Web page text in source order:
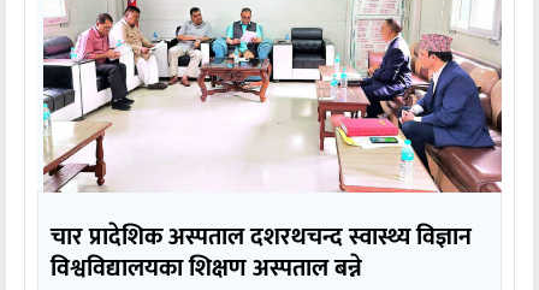
चार प्रादेशिक अस्पताल दशरथचन्द स्वास्थ्य विज्ञान
विश्वविद्यालयका शिक्षण अस्पताल बन्ने